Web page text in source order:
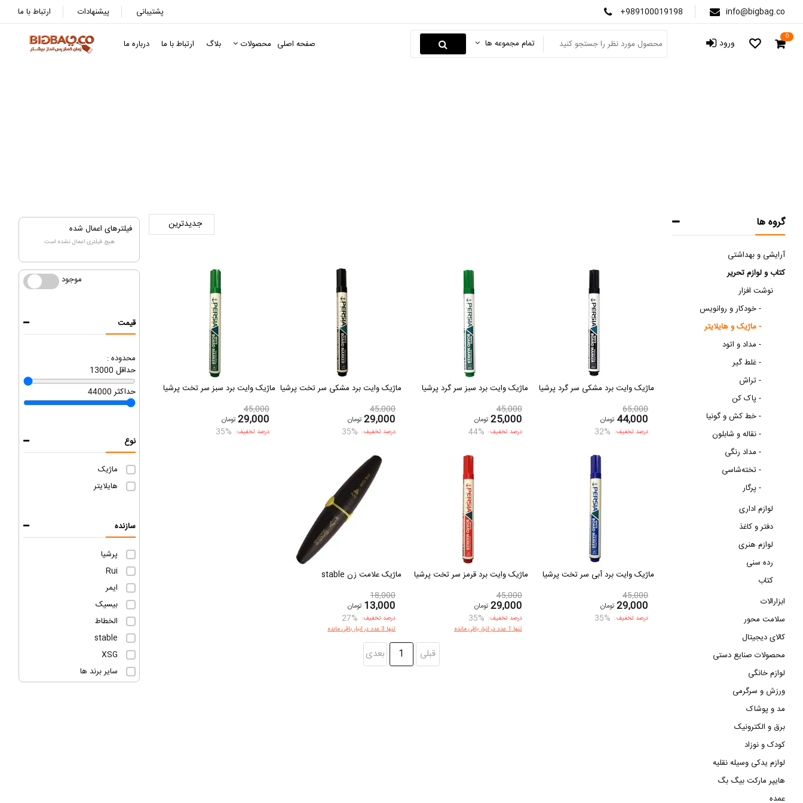
ارتباط با ما پیشنهادات پشتیبانی +989100019198 info@bigbag.co
صفحه اصلی محصولات بلاگ ارتباط با ما درباره ما تمام مجموعه ها ورود 0
فیلترهای اعمال شده
هیچ فیلتری اعمال نشده است
موجود موجود
قیمت
محدوده :
13000 حداقل
44000 حداکثر
نوع
ماژیک
هایلایتر
سازنده
پرشیا
Rui
ایمر
بیسیک
الخطاط
stable
XSG
سایر برند ها
ماژیک وایت برد مشکی سر گرد پرشیا
65,000
44,000 تومان
درصد تخفیف: 32%
ماژیک وایت برد سبز سر گرد پرشیا
45,000
25,000 تومان
درصد تخفیف: 44%
ماژیک وایت برد مشکی سر تخت پرشیا
45,000
29,000 تومان
درصد تخفیف: 35%
ماژیک وایت برد سبز سر تخت پرشیا
45,000
29,000 تومان
درصد تخفیف: 35%
ماژیک وایت برد آبی سر تخت پرشیا
45,000
29,000 تومان
درصد تخفیف: 35%
ماژیک وایت برد قرمز سر تخت پرشیا
45,000
29,000 تومان
درصد تخفیف: 35%
تنها 1 عدد در انبار باقی مانده
ماژیک علامت زن stable
18,000
13,000 تومان
درصد تخفیف: 27%
تنها 3 عدد در انبار باقی مانده
قبلی 1 بعدی
گروه ها
آرایشی و بهداشتی
کتاب و لوازم تحریر
نوشت افزار
خودکار و روانویس -
ماژیک و هایلایتر -
مداد و اتود -
غلط گیر -
تراش -
پاک کن -
خط کش و گونیا -
نقاله و شابلون -
مداد رنگی -
تخته‌شاسی -
پرگار -
لوازم اداری
دفتر و کاغذ
لوازم هنری
رده سنی
کتاب
ابزارالات
سلامت محور
کالای دیجیتال
محصولات صنایع دستی
لوازم خانگی
ورزش و سرگرمی
مد و پوشاک
برق و الکترونیک
کودک و نوزاد
لوازم یدکی وسیله نقلیه
هایپر مارکت بیگ بگ
عمده